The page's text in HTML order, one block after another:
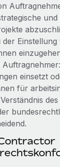
für globale
und
Demnächst verfügbar
und KI-
Weaviate
vergrößert
Weaviate
und
Einstellung
einsetzt
für